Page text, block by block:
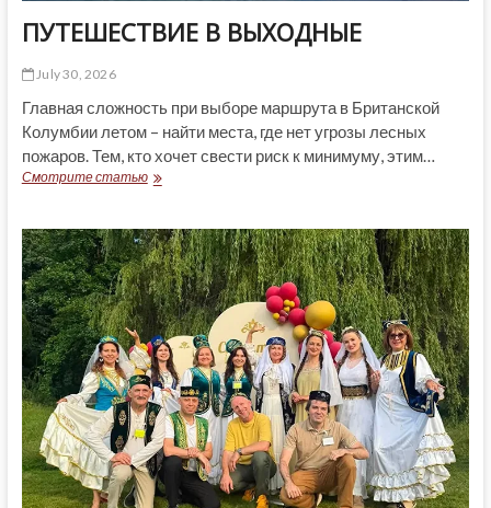
ПУТЕШЕСТВИЕ В ВЫХОДНЫЕ
July 30, 2026
Главная сложность при выборе маршрута в Британской
Колумбии летом – найти места, где нет угрозы лесных
пожаров. Тем, кто хочет свести риск к минимуму, этим…
Смотрите статьюПУТЕШЕСТВИЕ